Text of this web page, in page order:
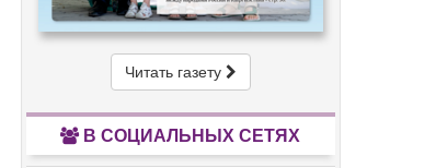
Читать газету
В СОЦИАЛЬНЫХ СЕТЯХ